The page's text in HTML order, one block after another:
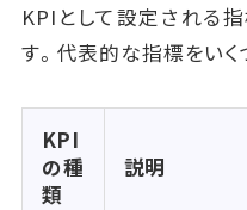
KPIとして設定される
す。代表的な指標をいく
KPI
の種
類
説明